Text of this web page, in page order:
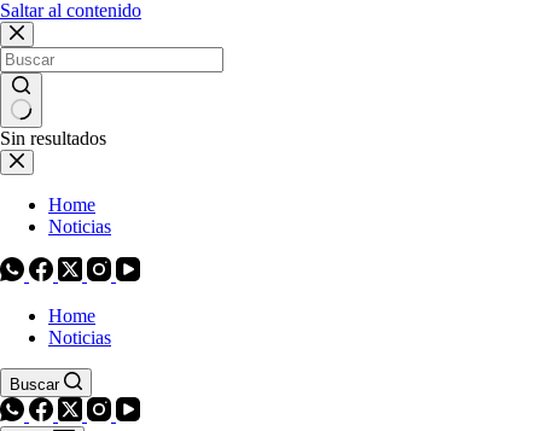
Saltar al contenido
Sin resultados
Home
Noticias
Home
Noticias
Buscar